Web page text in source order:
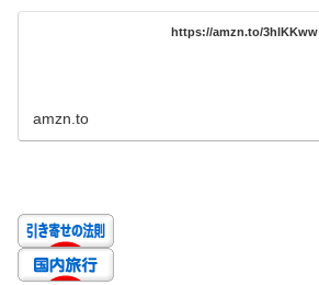
https://amzn.to/3hlKKww
amzn.to